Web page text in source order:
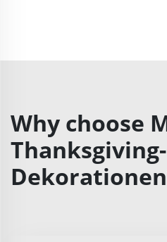
Why choose
Thanksgiving-